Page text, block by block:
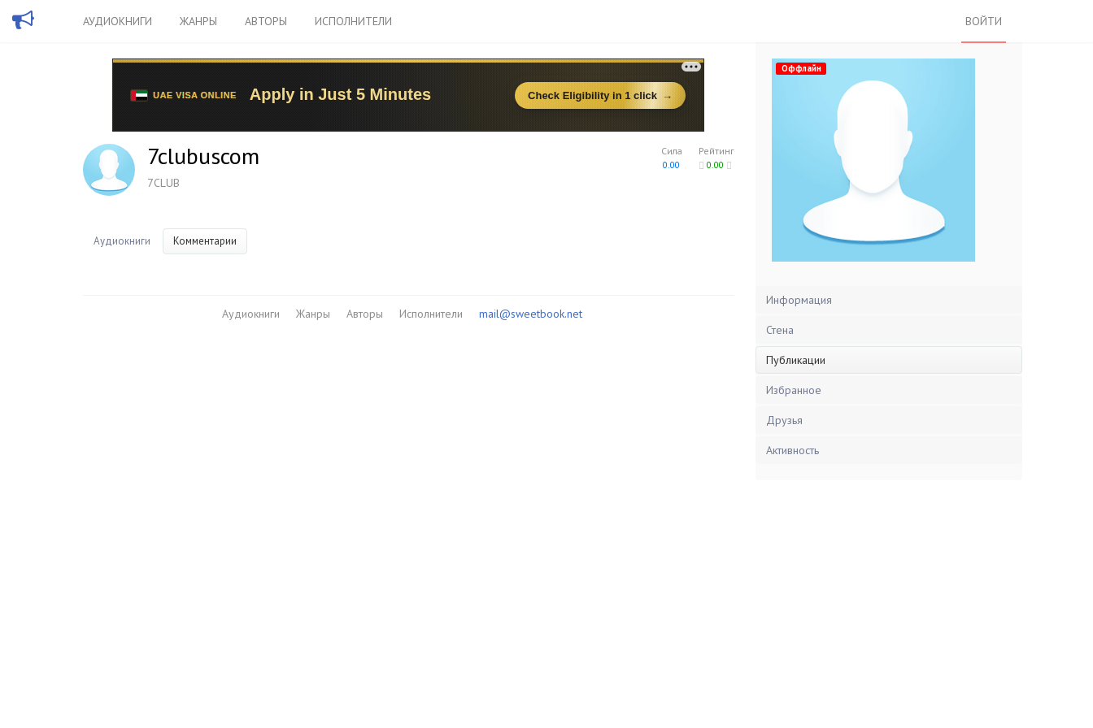
АУДИОКНИГИ ЖАНРЫ АВТОРЫ ИСПОЛНИТЕЛИ ВОЙТИ
Рейтинг
0.00
Сила
0.00
7clubuscom
7CLUB
Аудиокниги Комментарии
Аудиокниги Жанры Авторы Исполнители mail@sweetbook.net
Оффлайн
Информация
Стена
Публикации
Избранное
Друзья
Активность